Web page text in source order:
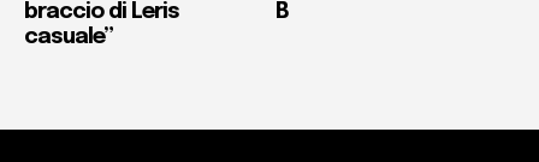
braccio di Leris
casuale”
B